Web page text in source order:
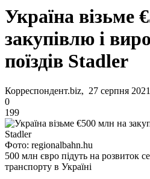
Україна візьме
закупівлю і
поїздів Stadler
Корреспондент.biz, 27 серпня
0
199
Фото: regionalbahn.hu
500 млн євро підуть на розвиток
транспорту в Україні